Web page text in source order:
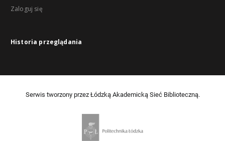
Zaloguj się
Historia przeglądania
Serwis tworzony przez Łódzką Akademicką Sieć Biblioteczną.